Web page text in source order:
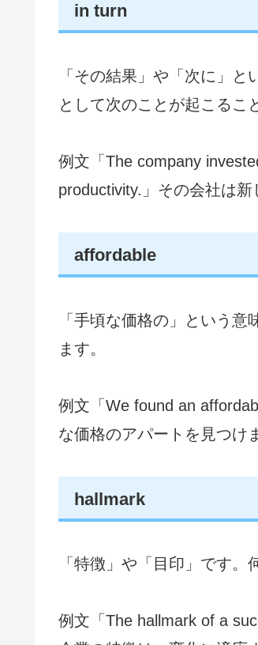
in turn
「その結果」や「次に」
として次のことが起こるこ
例文「The company
productivity.」その会社は新
affordable
「手頃な価格の」という
ます。
例文「We found an
な価格のアパートを見つけ
hallmark
「特徴」や「目印」です。
例文「The hallmark of a